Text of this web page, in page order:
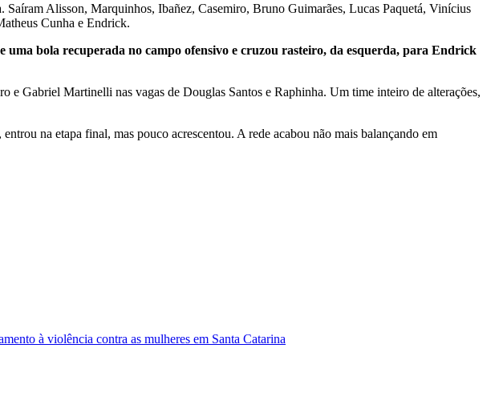
Alisson, Marquinhos, Ibañez, Casemiro, Bruno Guimarães, Lucas Paquetá, Vinícius
Cunha e Endrick.
uma bola recuperada no campo ofensivo e cruzou rasteiro, da esquerda, para Endrick
Gabriel Martinelli nas vagas de Douglas Santos e Raphinha. Um time inteiro de alterações,
na etapa final, mas pouco acrescentou. A rede acabou não mais balançando em